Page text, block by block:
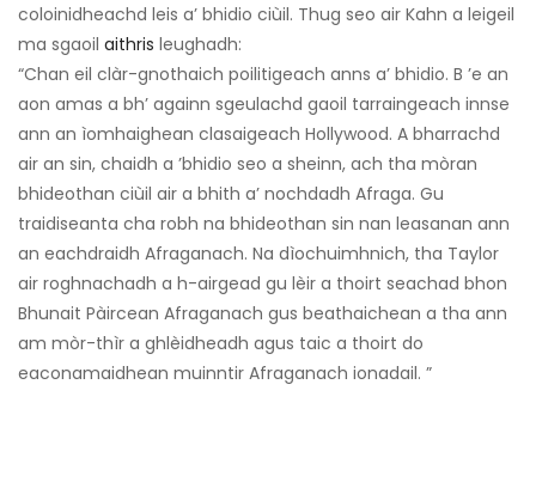
coloinidheachd leis a’ bhidio ciùil. Thug seo air Kahn a leigeil
ma sgaoil aithris leughadh:
“Chan eil clàr-gnothaich poilitigeach anns a’ bhidio. B ’e an
aon amas a bh’ againn sgeulachd gaoil tarraingeach innse
ann an ìomhaighean clasaigeach Hollywood. A bharrachd
air an sin, chaidh a ’bhidio seo a sheinn, ach tha mòran
bhideothan ciùil air a bhith a’ nochdadh Afraga. Gu
traidiseanta cha robh na bhideothan sin nan leasanan ann
an eachdraidh Afraganach. Na dìochuimhnich, tha Taylor
air roghnachadh a h-airgead gu lèir a thoirt seachad bhon
Bhunait Pàircean Afraganach gus beathaichean a tha ann
am mòr-thìr a ghlèidheadh ​​agus taic a thoirt do
eaconamaidhean muinntir Afraganach ionadail. ”